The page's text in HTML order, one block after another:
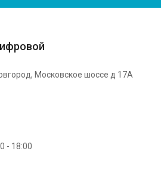
Московское шоссе д 17А
- 18:00